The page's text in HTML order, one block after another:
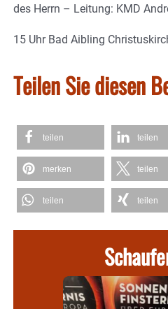
des Herrn – Leitung: KMD
15 Uhr Bad Aibling
Teilen Sie diesen
teilen teilen
merken teilen
teilen teilen